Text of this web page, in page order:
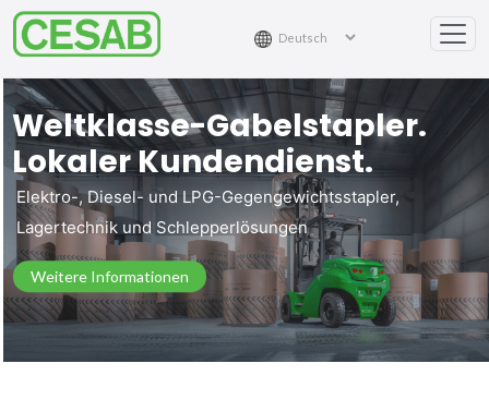
Weltklasse-Gabelstapler.
Lokaler Kundendienst.
Elektro-, Diesel- und LPG-Gegengewichtsstapler,
Lagertechnik und Schlepperlösungen
Weitere Informationen